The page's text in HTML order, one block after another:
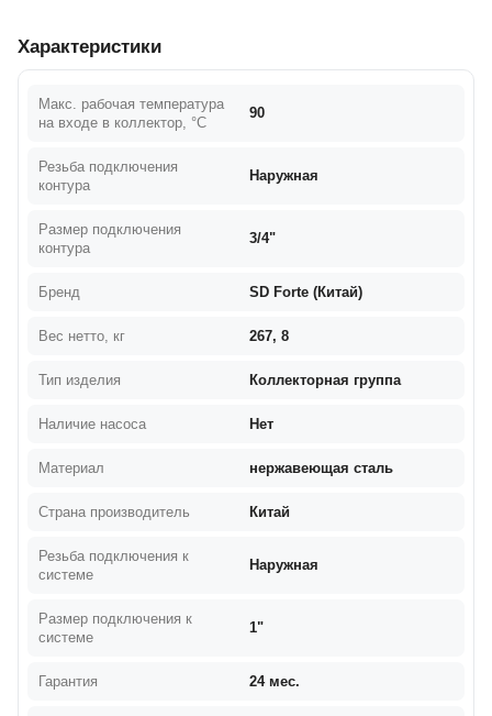
Характеристики
Макс. рабочая температура
на входе в коллектор, °С
90
Резьба подключения
контура
Наружная
Размер подключения
контура
3/4"
Бренд SD Forte (Китай)
Вес нетто, кг 267, 8
Тип изделия Коллекторная группа
Наличие насоса Нет
Материал нержавеющая сталь
Страна производитель Китай
Резьба подключения к
системе
Наружная
Размер подключения к
системе
1"
Гарантия 24 мес.